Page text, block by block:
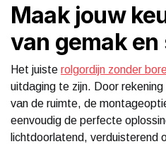
Maak jouw
van gemak en
Het juiste rolgordijn zonder
uitdaging te zijn. Door
van de ruimte, de
eenvoudig de perfecte
lichtdoorlatend, verduisterend